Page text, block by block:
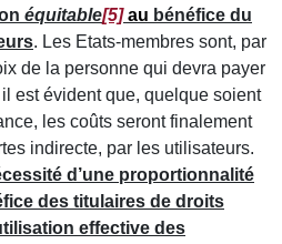
équitable[5] au bénéfice du
. Les Etats-membres sont, par
de la personne qui devra payer
est évident que, quelque soient
les coûts seront finalement
indirecte, par les utilisateurs.
d’une proportionnalité
des titulaires de droits
effective des